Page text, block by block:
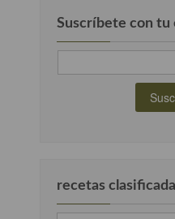
Suscríbete con tu
recetas